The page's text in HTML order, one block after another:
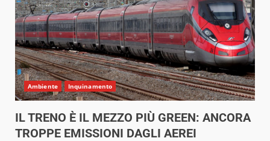
Ambiente Inquinamento
IL TRENO È IL MEZZO PIÙ GREEN: ANCORA
TROPPE EMISSIONI DAGLI AEREI